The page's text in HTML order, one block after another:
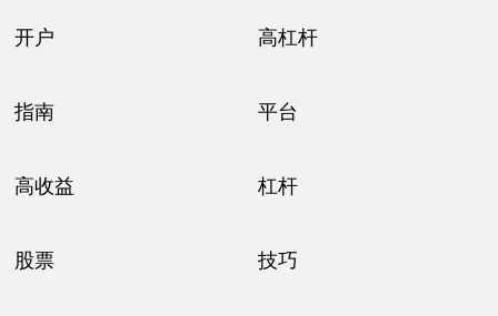
开户 高杠杆
指南 平台
高收益 杠杆
股票 技巧